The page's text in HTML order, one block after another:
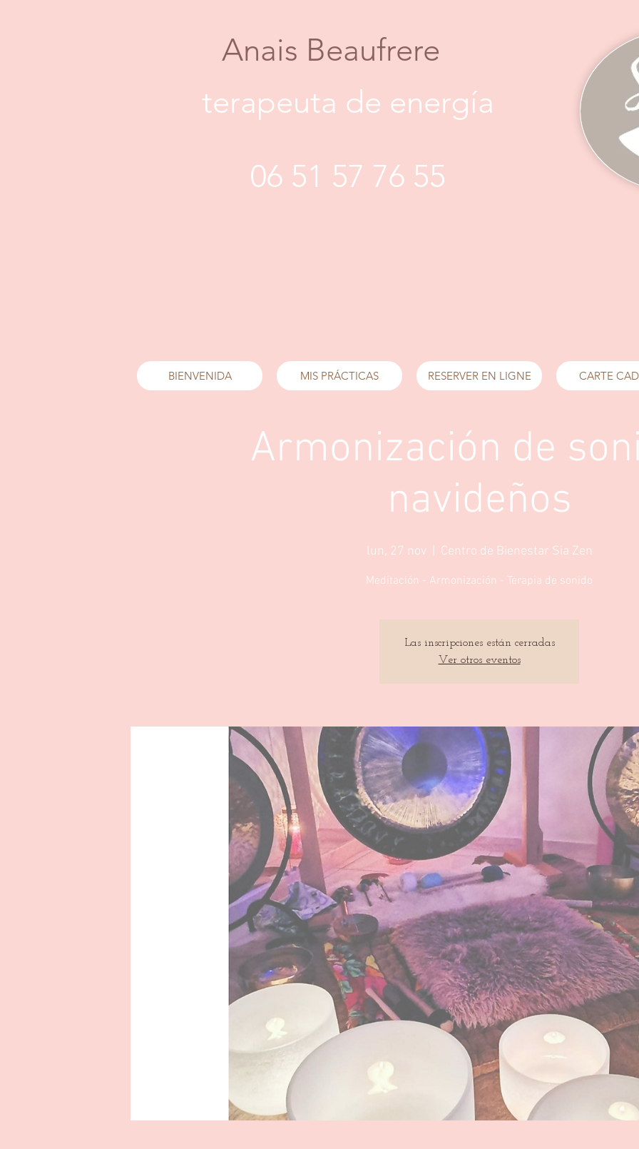
Anais Beaufrere
terapeuta de energía
06 51 57 76 55
BIENVENIDA MIS PRÁCTICAS RESERVER EN LIGNE CARTE
Armonización de
navideños
lun, 27 nov Centro de Bienestar Sia Zen
Meditación - Armonización - Terapia de sonido
Las inscripciones están cerradas
Ver otros eventos